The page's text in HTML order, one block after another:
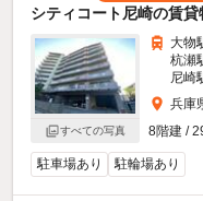
シティコート尼崎の賃貸
すべての写真
大物
杭瀬
尼崎
兵庫
8階建 /
駐車場あり 駐輪場あり